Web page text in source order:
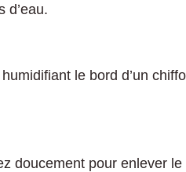
d’eau.
le bord d’un
doucement pour enlever